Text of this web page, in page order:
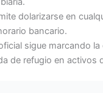
dolarizarse en
bancario.
sigue marcando
de refugio en activos